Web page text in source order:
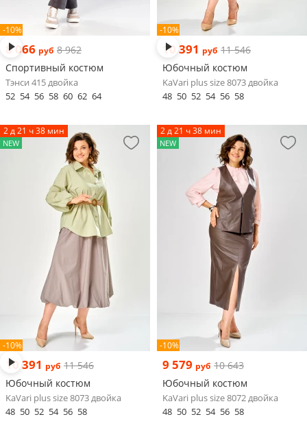
-10%
8 066 руб 8 962
Спортивный костюм
Тэнси 415 двойка
52 54 56 58 60 62 64
-10%
10 391 руб 11 546
Юбочный костюм
KaVari plus size 8073 двойка
48 50 52 54 56 58
2 д 21 ч 38 мин
NEW
-10%
10 391 руб 11 546
Юбочный костюм
KaVari plus size 8073 двойка
48 50 52 54 56 58
2 д 21 ч 38 мин
NEW
-10%
9 579 руб 10 643
Юбочный костюм
KaVari plus size 8072 двойка
48 50 52 54 56 58